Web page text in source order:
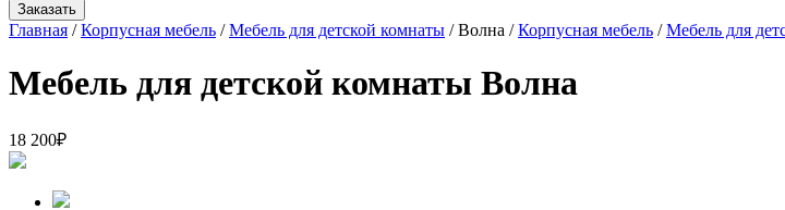
Главная /Корпусная мебель /Мебель для детской комнаты / Волна /Корпусная мебель /Мебель для
Мебель для детской комнаты Волна
18 200₽